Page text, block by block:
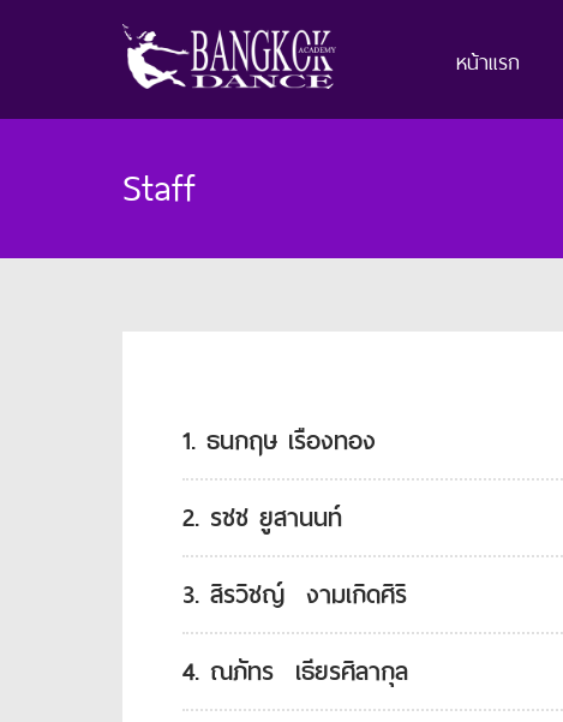
หน้าแรก
Staff
1. ธนกฤษ เรืองทอง
2. รชช ยูสานนท์
3. สิรวิชญ์ งามเกิดศิริ
4. ณภัทร เธียรศิลากุล